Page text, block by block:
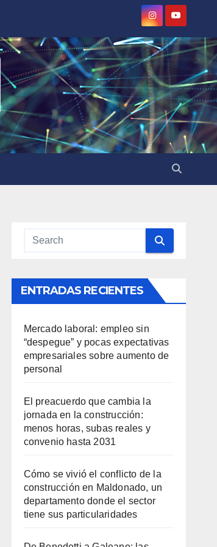
ENTRADAS RECIENTES
Mercado laboral: empleo sin
“despegue” y pocas expectativas
empresariales sobre aumento de
personal
El preacuerdo que cambia la
jornada en la construcción:
menos horas, subas reales y
convenio hasta 2031
Cómo se vivió el conflicto de la
construcción en Maldonado, un
departamento donde el sector
tiene sus particularidades